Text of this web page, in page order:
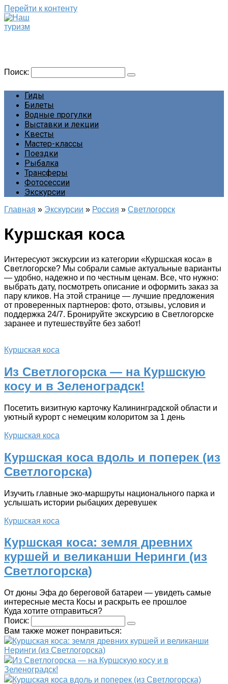
Перейти к контенту
Поиск:
Гиды
Билеты
Водные прогулки
Выставки и лекции
Квесты
Мастер-классы
Поездки
Рыбалка
Трансферы
Фотосессии
Экскурсии
Главная » Экскурсии » Россия » Светлогорск
Куршская коса
Интересуют экскурсии из категории «Куршская коса» в
Светлогорске? Мы собрали самые актуальные варианты
— удобно, надежно и по честным ценам. Все, что нужно:
выбрать дату, посмотреть описание и оформить заказ за
пару кликов. На этой странице — лучшие предложения
от проверенных партнеров: фото, отзывы, условия и
поддержка 24/7. Бронируйте экскурсию в Светлогорске
заранее и путешествуйте без забот!
Куршская коса
Из Светлогорска — на Куршскую
косу и в Зеленоградск!
Посетить визитную карточку Калининградской области и
уютный курорт с немецким колоритом за 1 день
Куршская коса
Куршская коса вдоль и поперек (из
Светлогорска)
Изучить главные эко-маршруты национального парка и
услышать истории рыбацких деревушек
Куршская коса
Куршская коса: земля древних
куршей и великанши Неринги (из
Светлогорска)
От дюны Эфа до береговой батареи — увидеть самые
интересные места Косы и раскрыть ее прошлое
Куда хотите отправиться?
Поиск:
Вам также может понравиться:
Куршская коса: земля древних куршей и великанши
Неринги (из Светлогорска)
Из Светлогорска — на Куршскую косу и в
Зеленоградск!
Куршская коса вдоль и поперек (из Светлогорска)